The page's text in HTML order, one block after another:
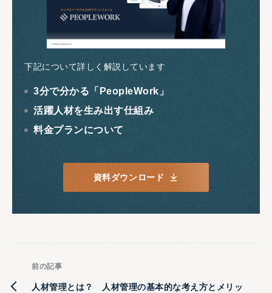
下記について詳しく解説しています
3分で分かる「PeopleWork」
活躍人材を生み出す仕組み
料金プランについて
資料ダウンロード
前の記事
人材管理とは？ 人材管理の基本的な考え方とメリッ